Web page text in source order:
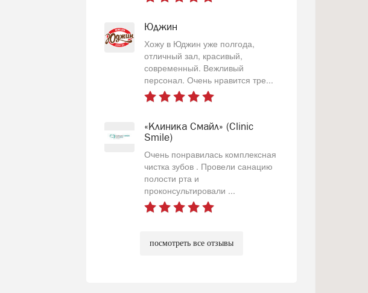
Юджин
Хожу в Юджин уже полгода,
отличный зал, красивый,
современный. Вежливый
персонал. Очень нравится тре...
«Клиника Смайл» (Clinic
Smile)
Очень понравилась комплексная
чистка зубов . Провели санацию
полости рта и
проконсультировали ...
посмотреть все отзывы